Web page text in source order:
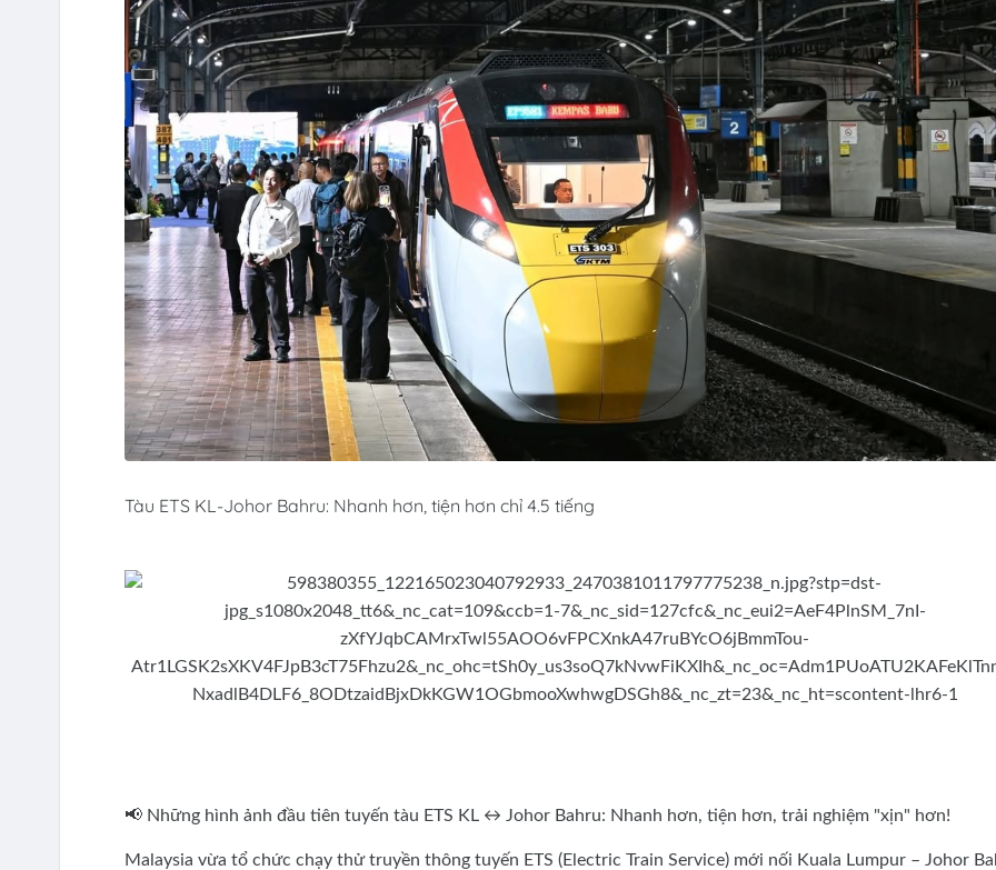
Tàu ETS KL-Johor Bahru: Nhanh hơn, tiện hơn chỉ 4.5 tiếng
📢 Những hình ảnh đầu tiên tuyến tàu ETS KL ↔️ Johor Bahru: Nhanh hơn, tiện hơn, trải nghiệm "xịn" hơn!
Malaysia vừa tổ chức chạy thử truyền thông tuyến ETS (Electric Train Service) mới nối Kuala Lumpur – Johor